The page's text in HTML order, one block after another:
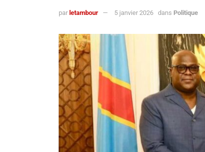
par letambour 5 janvier 2026 dans Politique